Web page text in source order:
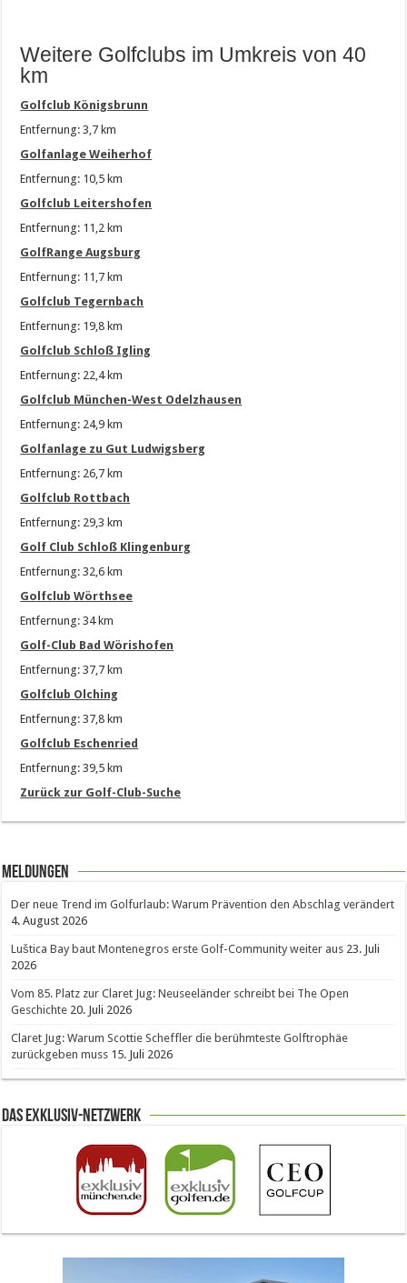
Weitere Golfclubs im Umkreis von 40
km
Golfclub Königsbrunn
Entfernung: 3,7 km
Golfanlage Weiherhof
Entfernung: 10,5 km
Golfclub Leitershofen
Entfernung: 11,2 km
GolfRange Augsburg
Entfernung: 11,7 km
Golfclub Tegernbach
Entfernung: 19,8 km
Golfclub Schloß Igling
Entfernung: 22,4 km
Golfclub München-West Odelzhausen
Entfernung: 24,9 km
Golfanlage zu Gut Ludwigsberg
Entfernung: 26,7 km
Golfclub Rottbach
Entfernung: 29,3 km
Golf Club Schloß Klingenburg
Entfernung: 32,6 km
Golfclub Wörthsee
Entfernung: 34 km
Golf-Club Bad Wörishofen
Entfernung: 37,7 km
Golfclub Olching
Entfernung: 37,8 km
Golfclub Eschenried
Entfernung: 39,5 km
Zurück zur Golf-Club-Suche
Meldungen
Der neue Trend im Golfurlaub: Warum Prävention den Abschlag verändert
4. August 2026
Luštica Bay baut Montenegros erste Golf-Community weiter aus 23. Juli
2026
Vom 85. Platz zur Claret Jug: Neuseeländer schreibt bei The Open
Geschichte 20. Juli 2026
Claret Jug: Warum Scottie Scheffler die berühmteste Golftrophäe
zurückgeben muss 15. Juli 2026
Das Exklusiv-Netzwerk